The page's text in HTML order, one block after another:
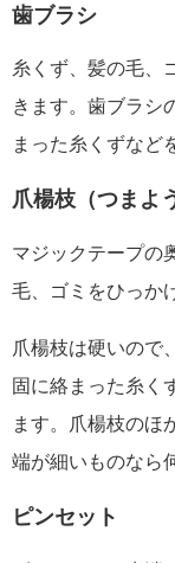
歯ブラシ
糸くず、髪の毛、
きます。歯ブラシ
まった糸くずなど
爪楊枝（つまよ
マジックテープの
毛、ゴミをひっか
爪楊枝は硬いので
固に絡まった糸く
ます。爪楊枝のほ
端が細いものなら
ピンセット